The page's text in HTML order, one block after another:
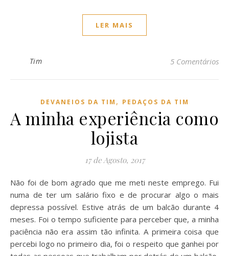
LER MAIS
Tim 5 Comentários
DEVANEIOS DA TIM , PEDAÇOS DA TIM
A minha experiência como
lojista
17 de Agosto, 2017
Não foi de bom agrado que me meti neste emprego. Fui
numa de ter um salário fixo e de procurar algo o mais
depressa possível. Estive atrás de um balcão durante 4
meses. Foi o tempo suficiente para perceber que, a minha
paciência não era assim tão infinita. A primeira coisa que
percebi logo no primeiro dia, foi o respeito que ganhei por